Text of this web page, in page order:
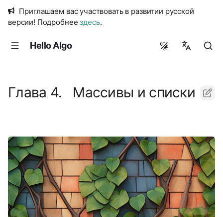
Приглашаем вас участвовать в развитии русской
версии! Подробнеездесь.
Hello Algo
Русский
Глава 4. Массивы и списки